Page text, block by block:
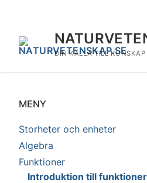
innehåll
DIN KÄLLA TILL KUNSKAP
MENY
Storheter och enheter
Algebra
Funktioner
Introduktion till funktioner